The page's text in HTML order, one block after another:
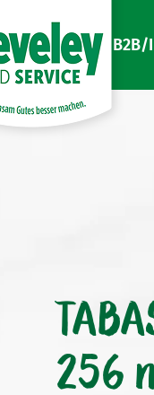
Food Service
256